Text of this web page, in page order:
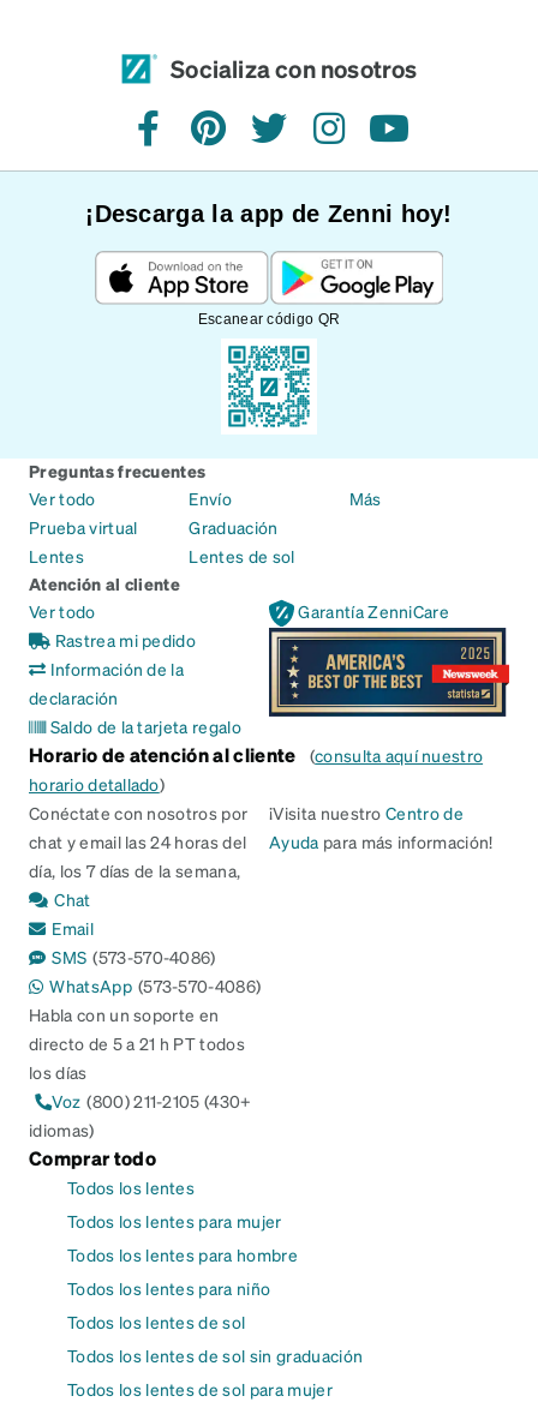
Socializa con nosotros
FacebookPinterestTwitterInstagramYouTube
¡Descarga la app de Zenni hoy!
Escanear código QR
Preguntas frecuentes
Ver todo
Prueba virtual
Lentes
Envío
Graduación
Lentes de sol
Más
Atención al cliente
Ver todo
Rastrea mi pedido
Información de la
declaración
Saldo de la tarjeta regalo
Garantía ZenniCare
Horario de atención al cliente (consulta aquí nuestro
horario detallado)
Conéctate con nosotros por
chat y email las 24 horas del
día, los 7 días de la semana,
Chat
Email
SMS (573-570-4086)
WhatsApp (573-570-4086)
Habla con un soporte en
directo de 5 a 21 h PT todos
los días
Voz (800) 211-2105 (430+
idiomas)
¡Visita nuestroCentro de
Ayuda para más información!
Comprar todo
Todos los lentes
Todos los lentes para mujer
Todos los lentes para hombre
Todos los lentes para niño
Todos los lentes de sol
Todos los lentes de sol sin graduación
Todos los lentes de sol para mujer